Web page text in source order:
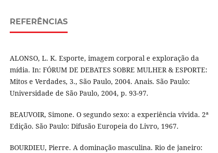
REFERÊNCIAS
ALONSO, L. K. Esporte, imagem corporal e exploração da
mídia. In: FÓRUM DE DEBATES SOBRE MULHER & ESPORTE:
Mitos e Verdades, 3., São Paulo, 2004. Anais. São Paulo:
Universidade de São Paulo, 2004, p. 93-97.
BEAUVOIR, Simone. O segundo sexo: a experiência vivida. 2ª
Edição. São Paulo: Difusão Europeia do Livro, 1967.
BOURDIEU, Pierre. A dominação masculina. Rio de janeiro: